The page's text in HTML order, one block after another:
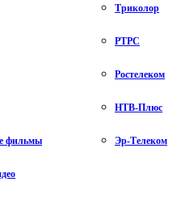
фильмы
Триколор
РТРС
Ростелеком
НТВ-Плюс
Эр-Телеком